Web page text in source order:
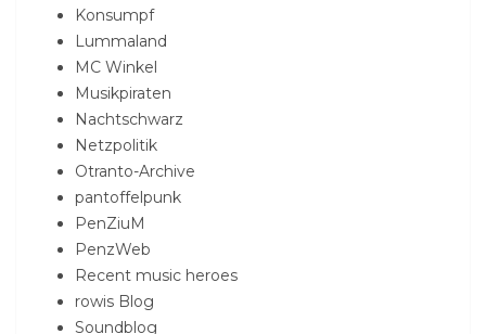
Konsumpf
Lummaland
MC Winkel
Musikpiraten
Nachtschwarz
Netzpolitik
Otranto-Archive
pantoffelpunk
PenZiuM
PenzWeb
Recent music heroes
rowis Blog
Soundblog